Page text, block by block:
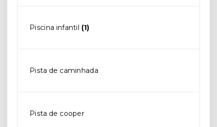
Piscina infantil (1)
Pista de caminhada
Pista de cooper